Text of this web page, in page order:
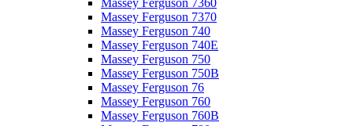
Massey Ferguson 7360
Massey Ferguson 7370
Massey Ferguson 740
Massey Ferguson 740E
Massey Ferguson 750
Massey Ferguson 750B
Massey Ferguson 76
Massey Ferguson 760
Massey Ferguson 760B